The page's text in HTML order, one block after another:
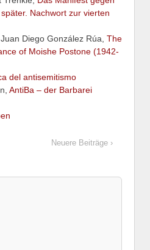
Nachwort zur vierten
Diego González Rúa, The
of Moishe Postone (1942-
del antisemitismo
AntiBa – der Barbarei
Neuere Beiträge ›